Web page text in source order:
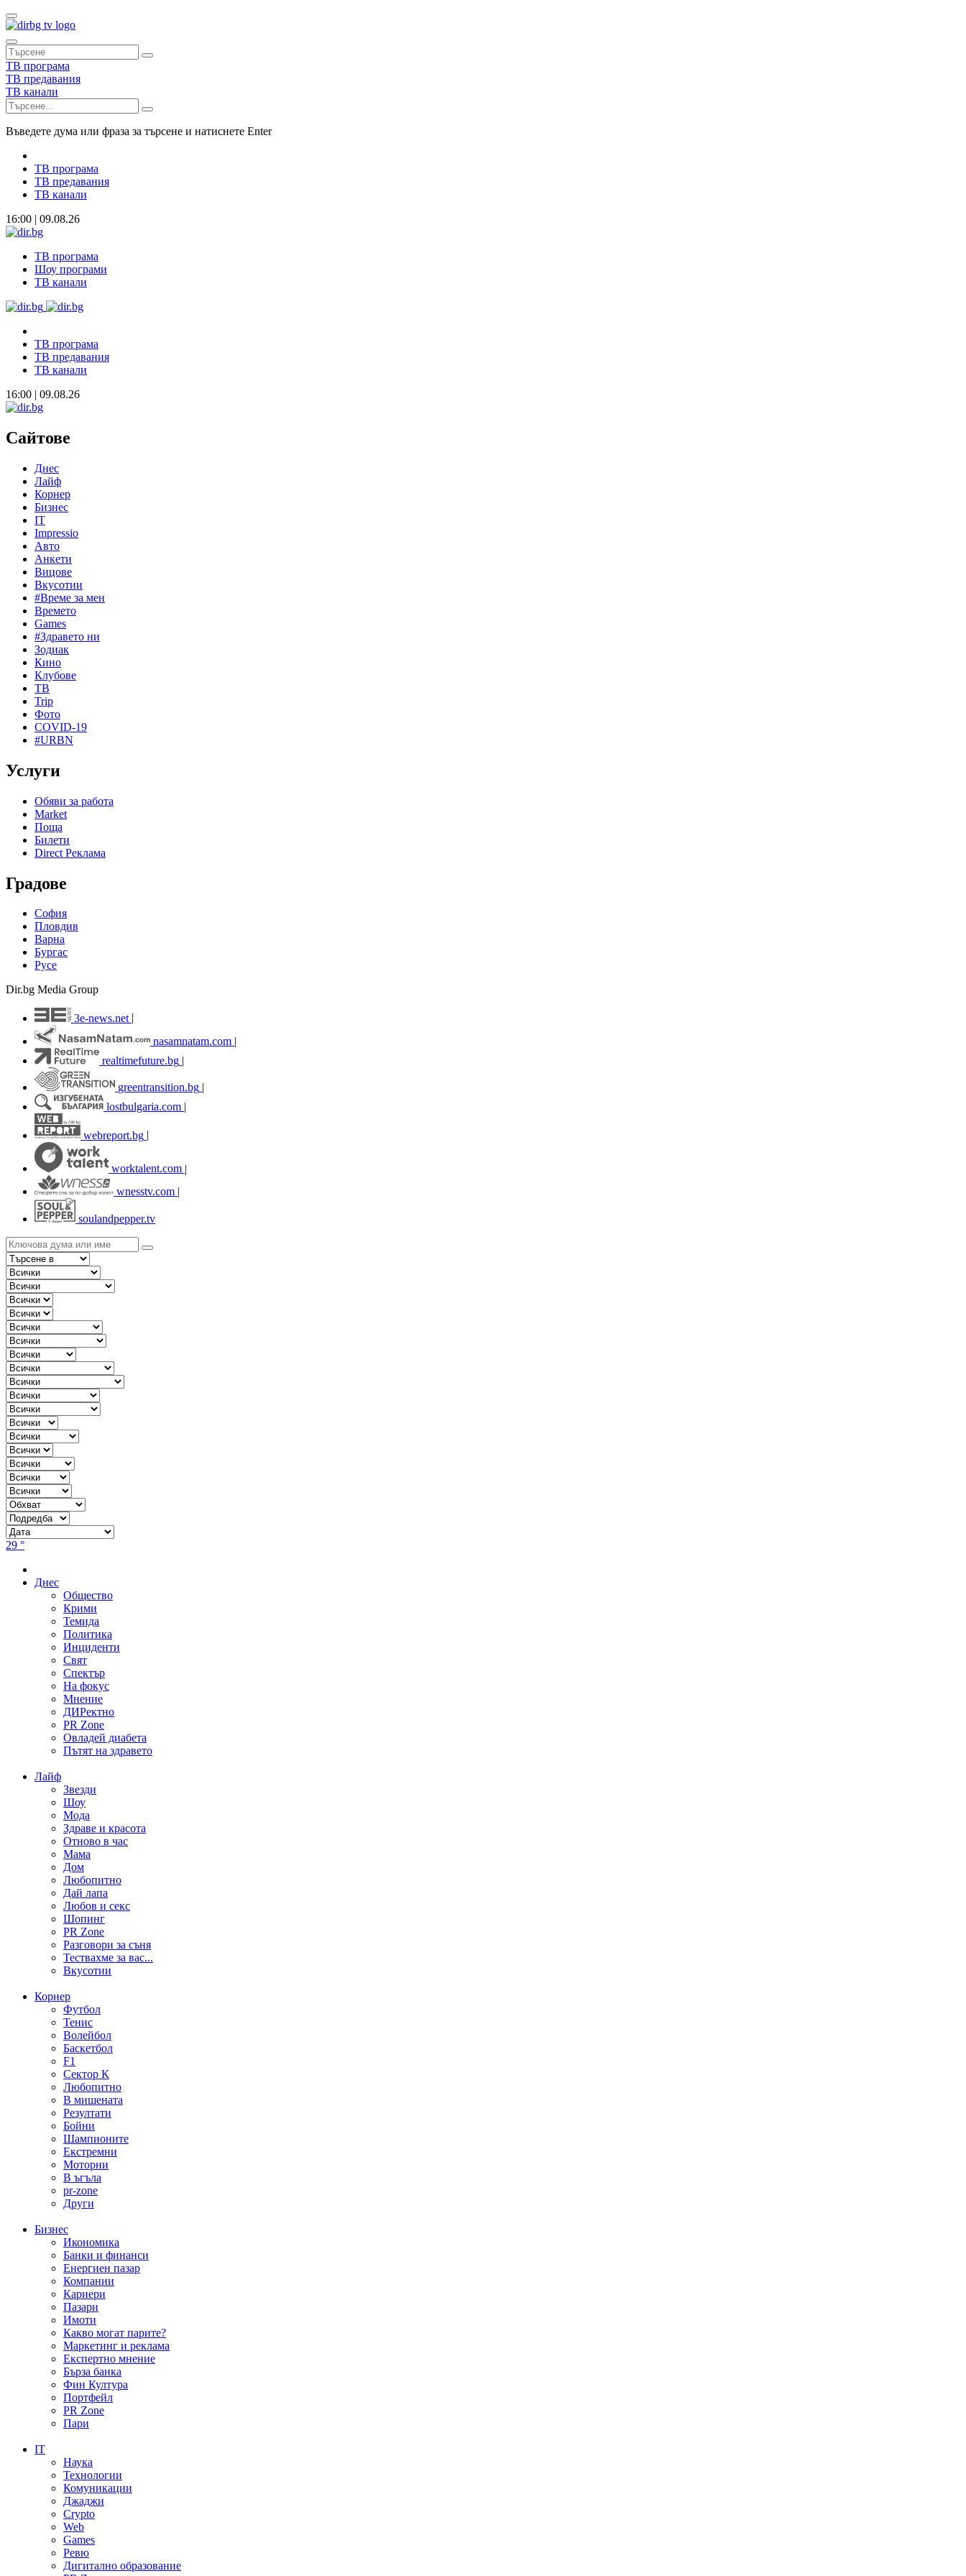
ТВ програма
ТВ предавания
ТВ канали
Въведете дума или фраза за търсене и натиснете Enter
ТВ програма
ТВ предавания
ТВ канали
16:00 | 09.08.26
ТВ програма
Шоу програми
ТВ канали
ТВ програма
ТВ предавания
ТВ канали
16:00 | 09.08.26
Сайтове
Днес
Лайф
Корнер
Бизнес
IT
Impressio
Авто
Анкети
Вицове
Вкусотии
#Време за мен
Времето
Games
#Здравето ни
Зодиак
Кино
Клубове
ТВ
Trip
Фото
COVID-19
#URBN
Услуги
Обяви за работа
Market
Поща
Билети
Direct Реклама
Градове
София
Пловдив
Варна
Бургас
Русе
Dir.bg Media Group
3e-news.net
nasamnatam.com |
realtimefuture.bg |
greentransition.bg |
lostbulgaria.com |
webreport.bg
worktalent.com |
wnesstv.com |
soulandpepper.tv
29 °
Днес
Общество
Крими
Темида
Политика
Инциденти
Свят
Спектър
На фокус
Мнение
ДИРектно
PR Zone
Овладей диабета
Пътят на здравето
Лайф
Звезди
Шоу
Мода
Здраве и красота
Отново в час
Мама
Дом
Любопитно
Дай лапа
Любов и секс
Шопинг
PR Zone
Разговори за съня
Тествахме за вас...
Вкусотии
Корнер
Футбол
Тенис
Волейбол
Баскетбол
F1
Сектор К
Любопитно
В мишената
Резултати
Бойни
Шампионите
Екстремни
Моторни
В ъгъла
pr-zone
Други
Бизнес
Икономика
Банки и финанси
Енергиен пазар
Компании
Кариери
Пазари
Имоти
Какво могат парите?
Маркетинг и реклама
Експертно мнение
Бърза банка
Фин Култура
Портфейл
PR Zone
Пари
IT
Наука
Технологии
Комуникации
Джаджи
Crypto
Web
Games
Ревю
Дигитално образование